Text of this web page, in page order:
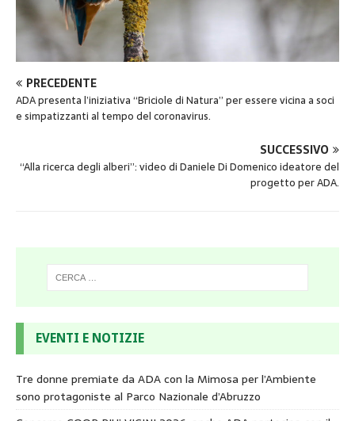
PRECEDENTE
ADA presenta l’iniziativa “Briciole di Natura” per essere vicina a soci
e simpatizzanti al tempo del coronavirus.
SUCCESSIVO
“Alla ricerca degli alberi”: video di Daniele Di Domenico ideatore del
progetto per ADA.
EVENTI E NOTIZIE
Tre donne premiate da ADA con la Mimosa per l’Ambiente
sono protagoniste al Parco Nazionale d’Abruzzo